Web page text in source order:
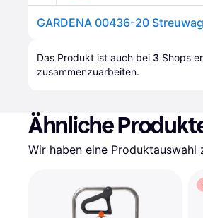
Das Produkt ist auch bei 3 Shops
zusammenzuarbeiten.
Ähnliche
Wir haben eine